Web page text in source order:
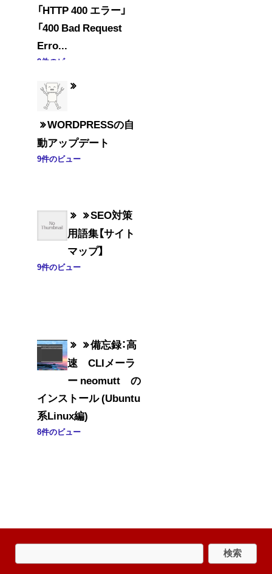
「HTTP 400 エラー」
「400 Bad Request
Erro...
9件のビュー
WORDPRESSの自
動アップデート
9件のビュー
SEO対策
用語集【サイト
マップ】
9件のビュー
備忘録：高
速 CLIメーラ
ー neomutt の
インストール (Ubuntu
系Linux編)
8件のビュー